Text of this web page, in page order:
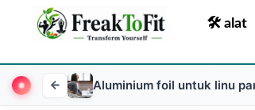
🛠 alat
Aluminium foil untuk linu